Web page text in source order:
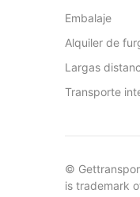
Embalaje
Alquiler de
Largas
Transporte
©
is trademark